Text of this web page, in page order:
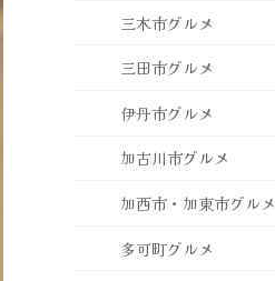
三木市グルメ
三田市グルメ
伊丹市グルメ
加古川市グルメ
加西市・加東市グルメ
多可町グルメ